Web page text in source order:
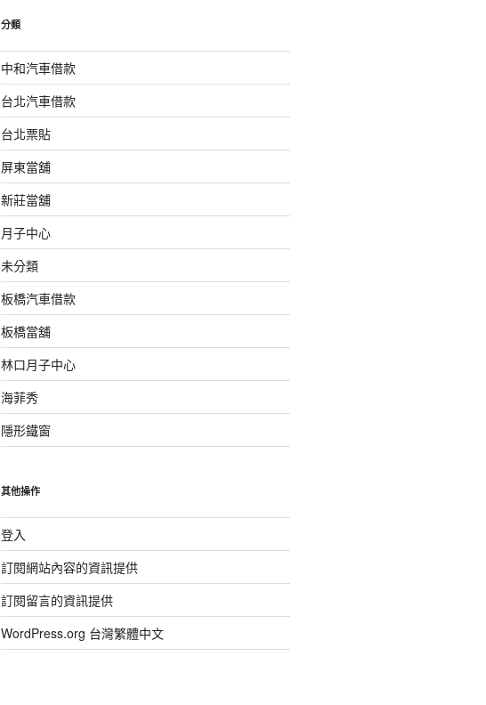
分類
中和汽車借款
台北汽車借款
台北票貼
屏東當舖
新莊當舖
月子中心
未分類
板橋汽車借款
板橋當舖
林口月子中心
海菲秀
隱形鐵窗
其他操作
登入
訂閱網站內容的資訊提供
訂閱留言的資訊提供
WordPress.org 台灣繁體中文